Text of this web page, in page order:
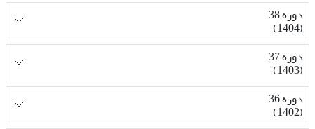
دوره 38
(1404)
دوره 37
(1403)
دوره 36
(1402)